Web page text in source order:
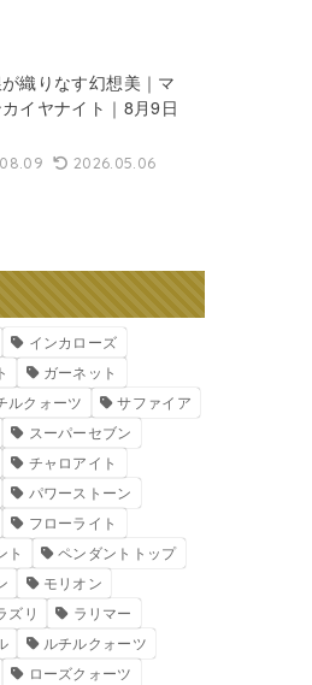
織りなす幻想美｜マ
イヤナイト｜8月9日
2026.05.06
インカローズ
ガーネット
ルクォーツ
サファイア
スーパーセブン
チャロアイト
パワーストーン
フローライト
ト
ペンダントトップ
モリオン
ズリ
ラリマー
ルチルクォーツ
ローズクォーツ